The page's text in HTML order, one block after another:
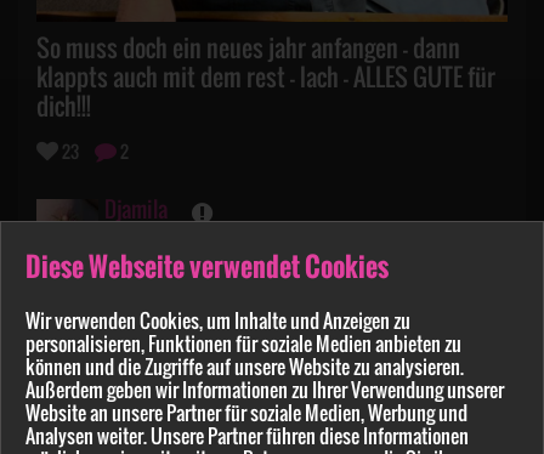
Diese Webseite verwendet Cookies
Wir verwenden Cookies, um Inhalte und Anzeigen zu
personalisieren, Funktionen für soziale Medien anbieten zu
können und die Zugriffe auf unsere Website zu analysieren.
Außerdem geben wir Informationen zu Ihrer Verwendung unserer
Website an unsere Partner für soziale Medien, Werbung und
Analysen weiter. Unsere Partner führen diese Informationen
So muss doch ein neues jahr anfangen - dann
klappts auch mit dem rest - lach - ALLES GUTE für
dich!!!
23 2
Djamila